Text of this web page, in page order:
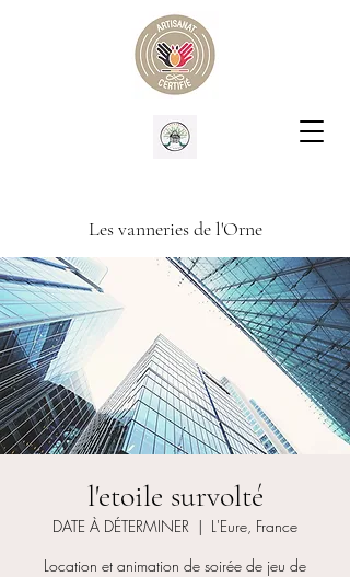
Les vanneries de l'Orne
l'etoile survolté
DATE À DÉTERMINER
  |
L'Eure, France
Location et animation de soirée de jeu de